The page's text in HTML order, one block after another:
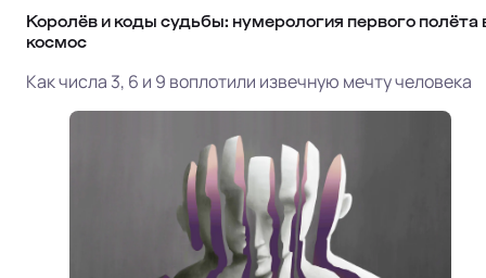
Королёв и коды судьбы: нумерология первого полёта
космос
Как числа 3, 6 и 9 воплотили извечную мечту человека